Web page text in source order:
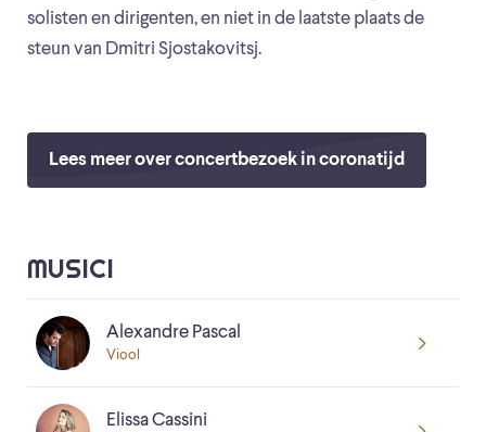
solisten en dirigenten, en niet in de laatste plaats de
steun van Dmitri Sjostakovitsj.
Lees meer over concertbezoek in coronatijd
MUSICI
Alexandre Pascal
Viool
Elissa Cassini